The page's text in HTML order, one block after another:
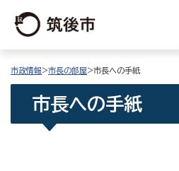
市政情報>市長の部屋>市長への手紙
市長への手紙